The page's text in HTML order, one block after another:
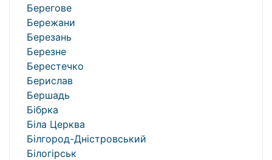
Берегове
Бережани
Березань
Березне
Берестечко
Берислав
Бершадь
Бібрка
Біла Церква
Білгород-Дністровський
Білогірськ